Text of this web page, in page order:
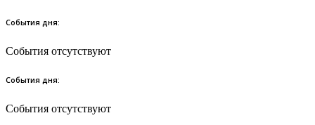
События дня:
События отсутствуют
События дня:
События отсутствуют